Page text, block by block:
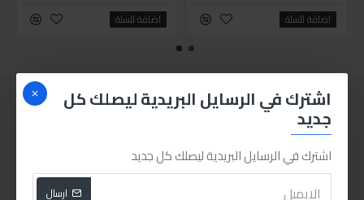
اشترك في الرسايل البريدية ليصلك كل
جديد
اشترك في الرسايل البريدية ليصلك كل جديد
ارسال
اضافة للسلة اضافة للسلة